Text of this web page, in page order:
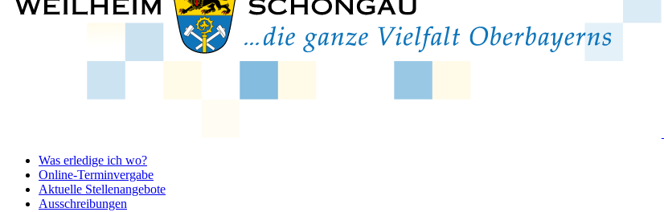
Was erledige ich wo?
Online-Terminvergabe
Aktuelle Stellenangebote
Ausschreibungen